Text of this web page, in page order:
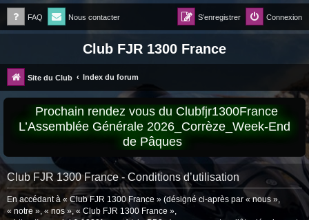
FAQ Nous contacter Connexion
S’enregistrer
Club FJR 1300 France
Site du Club Index du forum
Prochain rendez vous du Clubfjr1300France
L’Assemblée Générale 2026_Corrèze_Week-End
de Pâques
Club FJR 1300 France - Conditions d’utilisation
En accédant à « Club FJR 1300 France » (désigné ci-après par « nous »,
« notre », « nos », « Club FJR 1300 France »,